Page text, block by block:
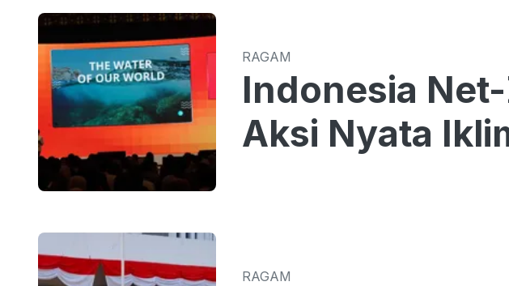
RAGAM
Indonesia
Aksi Nyata
RAGAM